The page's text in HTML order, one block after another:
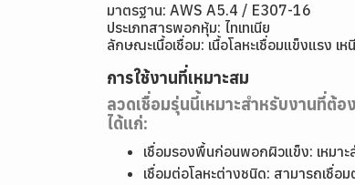
มาตรฐาน: AWS A5.4 / E307-16
ประเภทสารพอกหุ้ม: ไทเทเนีย
ลักษณะเนื้อเชื่อม: เนื้อโลหะเชื่อมแข็งแรง
การใช้งานที่เหมาะสม
ลวดเชื่อมรุ่นนี้เหมาะสำหรับงานที่ต้
ได้แก่:
เชื่อมรองพื้นก่อนพอกผิวแข็ง: เหมา
เชื่อมต่อโลหะต่างชนิด: สามารถเชื่